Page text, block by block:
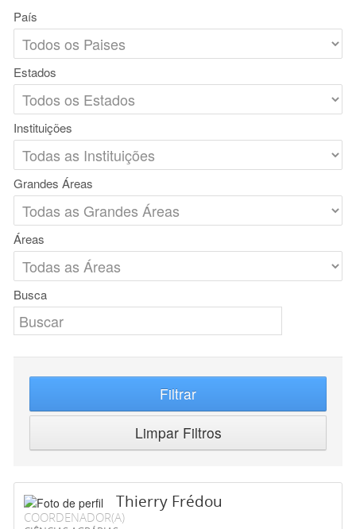
País
Estados
Instituições
Grandes Áreas
Áreas
Busca
Filtrar
Limpar Filtros
Thierry Frédou
COORDENADOR(A)